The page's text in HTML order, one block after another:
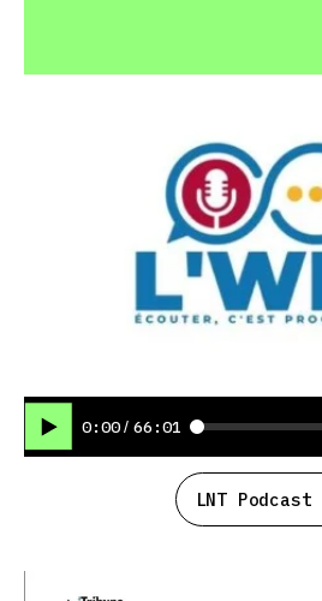
0:00 / 66:01
LNT Podcast